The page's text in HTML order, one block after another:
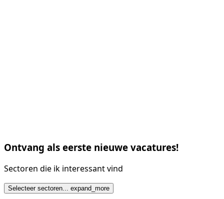
Ontvang als eerste nieuwe vacatures!
Sectoren die ik interessant vind
Selecteer sectoren... expand_more